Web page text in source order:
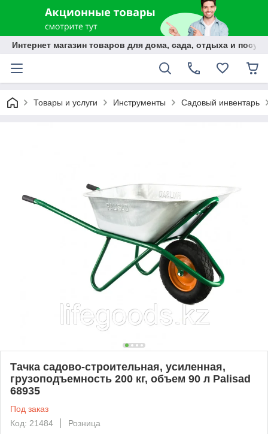
Интернет магазин товаров для дома, сада, отдыха и
Товары и услуги Инструменты Садовый инвентарь
Тачка садово-строительная, усиленная,
грузоподъемность 200 кг, объем 90 л Palisad
68935
Под заказ
Код: 21484
Розница